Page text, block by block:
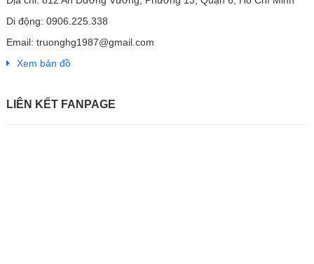
Di động: 0906.225.338
Email: truonghg1987@gmail.com
Xem bản đồ
LIÊN KẾT FANPAGE